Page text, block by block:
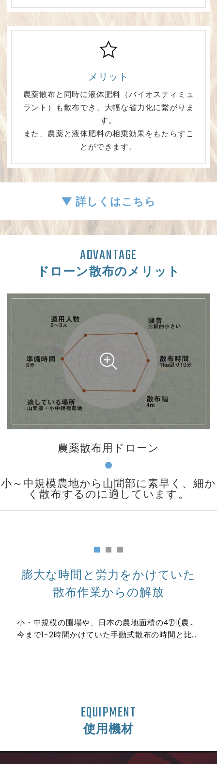
メリット
農薬散布と同時に液体肥料（バイオスティミュ
ラント）も散布でき、大幅な省力化に繋がりま
す。
また、農薬と液体肥料の相乗効果をもたらすこ
とができます。
▼ 詳しくはこちら
ADVANTAGE
ドローン散布のメリット
農薬散布用ドローン
小～中規模農地から山間部に素早く、細か
く散布するのに適しています。
膨大な時間と労力をかけていた
散布作業からの解放
小・中規模の圃場や、日本の農地面積の4割(農林水産省調べ)を占めると言われている中山間地域、 小さな圃場が飛び地になっているような場所ではラジコンヘリよりもドローンによる散布の方がお勧めです。
今まで1-2時間かけていた手動式散布の時間と比較すると、平地の圃場で1haの散布であれば10分程度で終了します。
EQUIPMENT
使用機材